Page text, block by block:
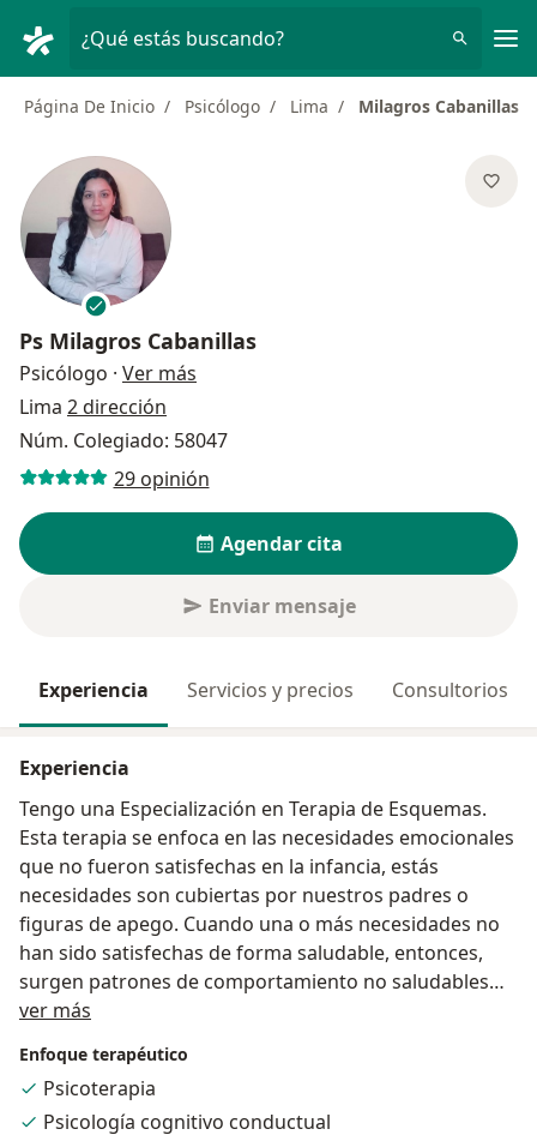
¿Qué estás buscando?
Página De Inicio Psicólogo Lima Milagros Cabanillas
Ps Milagros Cabanillas
Psicólogo · Ver más
Lima 2 dirección
Núm. Colegiado: 58047
29 opinión
Agendar cita
Enviar mensaje
Experiencia Servicios y precios Consultorios
Experiencia
Tengo una Especialización en Terapia de Esquemas.
Esta terapia se enfoca en las necesidades emocionales
que no fueron satisfechas en la infancia, estás
necesidades son cubiertas por nuestros padres o
figuras de apego. Cuando una o más necesidades no
han sido satisfechas de forma saludable, entonces,
surgen patrones de comportamiento no saludables
que se hacen visibles en las relaciones con los demás,
Por tanto, una o varias necesidades no satisfechas
generan problemas emocionales, tales como
depresión, ansiedad, fobias, e incluso trastornos de
ver más
Enfoque terapéutico
Psicoterapia
Psicología cognitivo conductual